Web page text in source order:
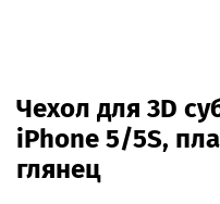
Чехол для 3D
iPhone 5/5S,
глянец